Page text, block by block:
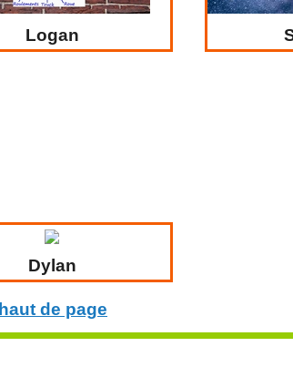
Logan
Dylan
haut de page